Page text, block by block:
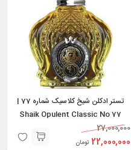
تستر ادکلن شیخ کلاسیک شماره 77 |
Shaik Opulent Classic No 77
27,000,000
22,000,000 تومان